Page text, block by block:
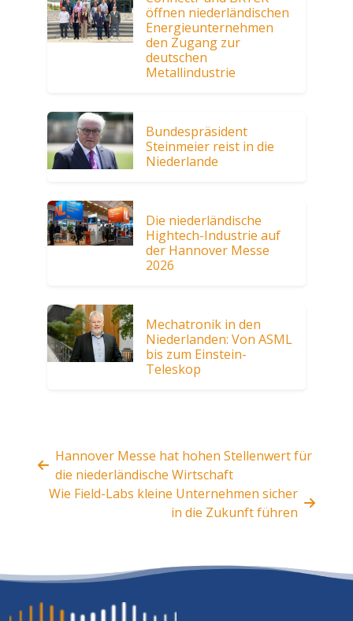
öffnen niederländischen
Energieunternehmen
den Zugang zur
deutschen
Metallindustrie
Bundespräsident
Steinmeier reist in die
Niederlande
Die niederländische
Hightech-Industrie auf
der Hannover Messe
2026
Mechatronik in den
Niederlanden: Von ASML
bis zum Einstein-
Teleskop
Hannover Messe hat hohen Stellenwert für
die niederländische Wirtschaft
Wie Field-Labs kleine Unternehmen sicher
in die Zukunft führen